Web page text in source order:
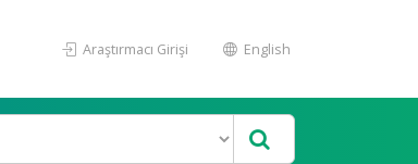
Araştırmacı Girişi English